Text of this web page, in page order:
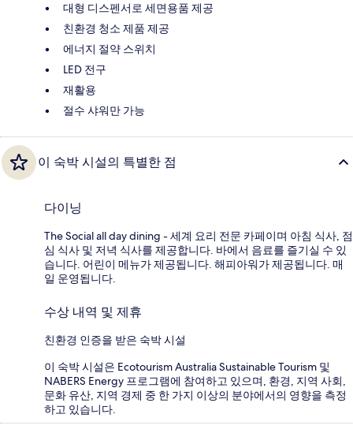
대형 디스펜서로 세면용품 제공
친환경 청소 제품 제공
에너지 절약 스위치
LED 전구
재활용
절수 샤워만 가능
이 숙박 시설의 특별한 점
다이닝
The Social all day dining - 세계 요리 전문 카페이며 아침 식사, 점
심 식사 및 저녁 식사를 제공합니다. 바에서 음료를 즐기실 수 있
습니다. 어린이 메뉴가 제공됩니다. 해피아워가 제공됩니다. 매
일 운영됩니다.
수상 내역 및 제휴
친환경 인증을 받은 숙박 시설
이 숙박 시설은 Ecotourism Australia Sustainable Tourism 및
NABERS Energy 프로그램에 참여하고 있으며, 환경, 지역 사회,
문화 유산, 지역 경제 중 한 가지 이상의 분야에서의 영향을 측정
하고 있습니다.